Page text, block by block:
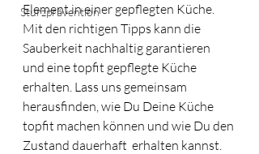
Sturzprävention
Element in einer gepflegten Küche.
Mit den richtigen Tipps kann die
Sauberkeit nachhaltig garantieren
und eine topfit gepflegte Küche
erhalten. Lass uns gemeinsam
herausfinden, wie Du Deine Küche
topfit machen können und wie Du den
Zustand dauerhaft  erhalten kannst.